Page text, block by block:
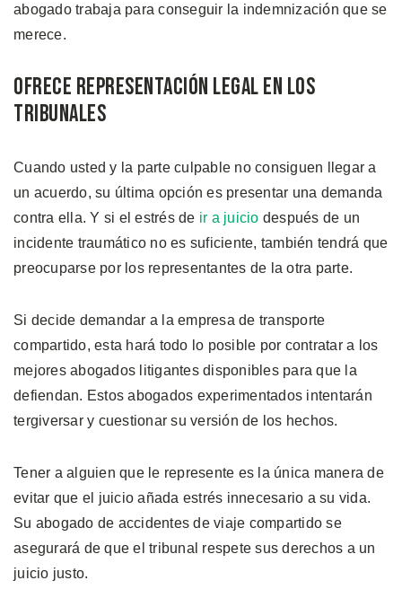
abogado trabaja para conseguir la indemnización que se
merece.
Ofrece Representación Legal en los
Tribunales
Cuando usted y la parte culpable no consiguen llegar a
un acuerdo, su última opción es presentar una demanda
contra ella. Y si el estrés de ir a juicio después de un
incidente traumático no es suficiente, también tendrá que
preocuparse por los representantes de la otra parte.
Si decide demandar a la empresa de transporte
compartido, esta hará todo lo posible por contratar a los
mejores abogados litigantes disponibles para que la
defiendan. Estos abogados experimentados intentarán
tergiversar y cuestionar su versión de los hechos.
Tener a alguien que le represente es la única manera de
evitar que el juicio añada estrés innecesario a su vida.
Su abogado de accidentes de viaje compartido se
asegurará de que el tribunal respete sus derechos a un
juicio justo.